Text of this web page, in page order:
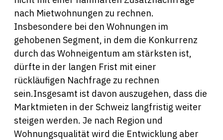
nach Mietwohnungen zu rechnen.
Insbesondere bei den Wohnungen im
gehobenen Segment, in dem die Konkurrenz
durch das Wohneigentum am stärksten ist,
dürfte in der langen Frist mit einer
rückläufigen Nachfrage zu rechnen
sein.Insgesamt ist davon auszugehen, dass die
Marktmieten in der Schweiz langfristig weiter
steigen werden. Je nach Region und
Wohnungsqualität wird die Entwicklung aber